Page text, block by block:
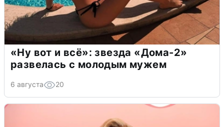
«Ну вот и всё»: звезда «Дома-2»
развелась с молодым мужем
6 августа 20